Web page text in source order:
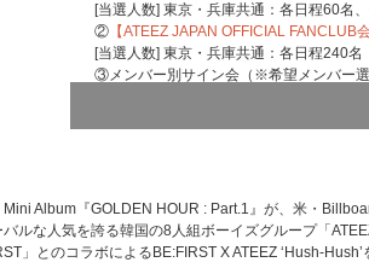
[当選人数] 東京・兵庫共通：各日程60名
② 【ATEEZ JAPAN OFFICIAL FANCLUB
[当選人数] 東京・兵庫共通：各日程240
③メンバー別サイン会（※希望メンバー選
[当選人数] 東京・兵庫共通：各日程800
⑤団体お見送り会
[当選人数] 東京各日程250名、兵庫各日程
Album『GOLDEN HOUR : Part.1』が、米・
ルな人気を誇る韓国の8人組ボーイズグループ「
」とのコラボによるBE:FIRST X ATEEZ ‘Hush-Hush’